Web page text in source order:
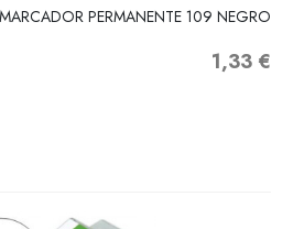
PERMANENTE 109 NEGRO
Precio
1,33 €